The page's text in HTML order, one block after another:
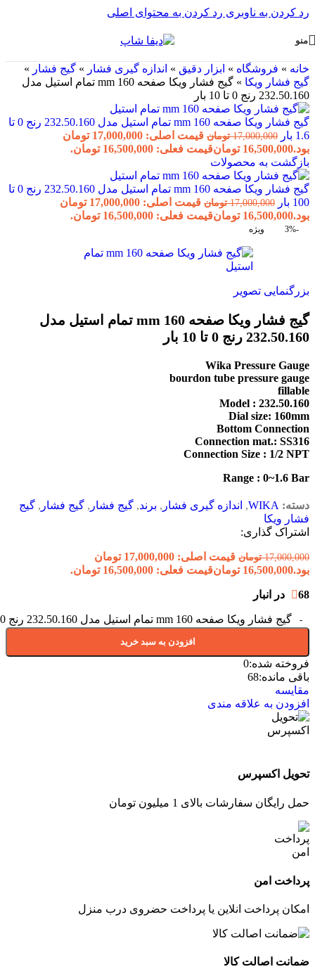
رد کردن به ناوبری رد کردن به محتوای اصلی
منو
خانه » فروشگاه » ابزار دقیق » اندازه گیری فشار » گیج فشار »
گیج فشار ویکا »
گیج فشار ویکا صفحه 160 mm تمام استیل مدل
232.50.160 رنج 0 تا 10 بار
گیج فشار ویکا صفحه 160 mm تمام استیل مدل 232.50.160 رنج 0 تا
1.6 بار
17,000,000 تومان
قیمت اصلی: 17,000,000 تومان
بود.16,500,000 تومانقیمت فعلی: 16,500,000 تومان.
بازگشت به محصولات
گیج فشار ویکا صفحه 160 mm تمام استیل مدل 232.50.160 رنج 0 تا
100 بار
17,000,000 تومان
قیمت اصلی: 17,000,000 تومان
بود.16,500,000 تومانقیمت فعلی: 16,500,000 تومان.
-3% ویژه
بزرگنمایی تصویر
گیج فشار ویکا صفحه 160 mm تمام استیل مدل
232.50.160 رنج 0 تا 10 بار
Wika Pressure Gauge
bourdon tube pressure gauge
fillable
Model : 232.50.160
Dial size: 160mm
Bottom Connection
Connection mat.: SS316
Connection Size : 1/2 NPT
Range : 0~1.6 Bar
دسته: WIKA
, اندازه گیری فشار , برند, گیج فشار , گیج فشار , گیج
فشار ویکا
اشتراک گذاری:
17,000,000 تومان
قیمت اصلی: 17,000,000 تومان
بود.16,500,000 تومانقیمت فعلی: 16,500,000 تومان.
68 در انبار
گیج فشار ویکا صفحه 160 mm تمام استیل مدل 232.50.160 رنج 0 تا 10 بار عدد
افزودن به سبد خرید
فروخته شده:0
باقی مانده:68
مقایسه
افزودن به علاقه مندی
تحویل اکسپرس
حمل رایگان سفارشات بالای 1 میلیون تومان
پرداخت امن
امکان پرداخت انلاین یا پرداخت حضروی درب منزل
ضمانت اصالت کالا